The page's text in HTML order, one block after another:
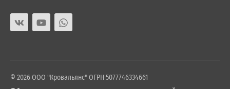
© 2026 ООО "Кровальянс" ОГРН 5077746334661